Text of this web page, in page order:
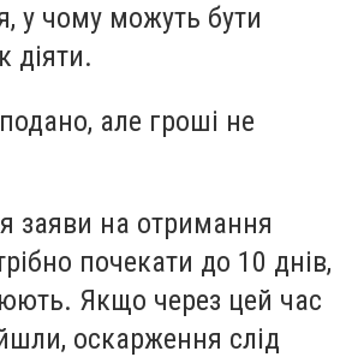
у чому можуть бути
діяти.
але гроші не
заяви на отримання
почекати до 10 днів,
Якщо через цей час
оскарження слід